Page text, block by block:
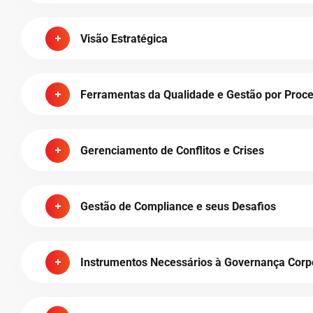
Visão Estratégica
Ferramentas da Qualidade e Gestão por
Gerenciamento de Conflitos e Crises
Gestão de Compliance e seus Desafios
Instrumentos Necessários à Governança